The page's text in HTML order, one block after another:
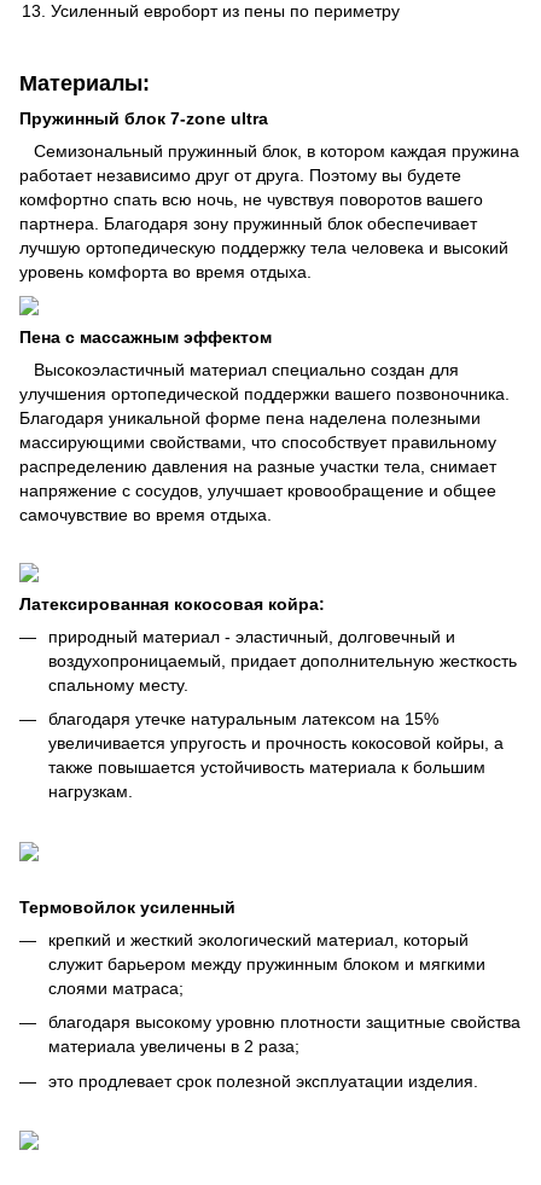
Усиленный евроборт из пены по периметру
Материалы:
Пружинный блок 7-zone ultra
Семизональный пружинный блок, в котором каждая пружина
работает независимо друг от друга. Поэтому вы будете
комфортно спать всю ночь, не чувствуя поворотов вашего
партнера. Благодаря зону пружинный блок обеспечивает
лучшую ортопедическую поддержку тела человека и высокий
уровень комфорта во время отдыха.
Пена с массажным эффектом
Высокоэластичный материал специально создан для
улучшения ортопедической поддержки вашего позвоночника.
Благодаря уникальной форме пена наделена полезными
массирующими свойствами, что способствует правильному
распределению давления на разные участки тела, снимает
напряжение с сосудов, улучшает кровообращение и общее
самочувствие во время отдыха.
Латексированная кокосовая койра:
природный материал - эластичный, долговечный и
воздухопроницаемый, придает дополнительную жесткость
спальному месту.
благодаря утечке натуральным латексом на 15%
увеличивается упругость и прочность кокосовой койры, а
также повышается устойчивость материала к большим
нагрузкам.
Термовойлок усиленный
крепкий и жесткий экологический материал, который
служит барьером между пружинным блоком и мягкими
слоями матраса;
благодаря высокому уровню плотности защитные свойства
материала увеличены в 2 раза;
это продлевает срок полезной эксплуатации изделия.